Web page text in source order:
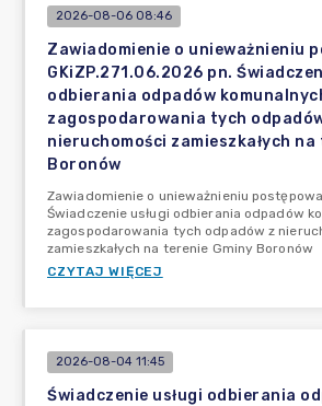
2026-08-06 08:46
Zawiadomienie o unieważnieniu
GKiZP.271.06.2026 pn.
odbierania odpadów
zagospodarowania tych
nieruchomości zamieszkałych na
Boronów
Zawiadomienie o unieważnieniu
Świadczenie usługi odbierania odpadów
zagospodarowania tych odpadów z
zamieszkałych na terenie Gminy Boronów
CZYTAJ WIĘCEJ
2026-08-04 11:45
Świadczenie usługi odbierania